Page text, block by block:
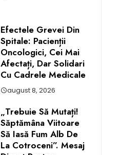
Efectele Grevei Din
Spitale: Pacienții
Oncologici, Cei Mai
Afectați, Dar Solidari
Cu Cadrele Medicale
august 8, 2026
„Trebuie Să Mutați!
Săptămâna Viitoare
Să Iasă Fum Alb De
La Cotroceni”. Mesaj